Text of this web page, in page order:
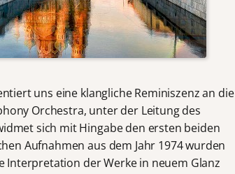
uns eine klangliche Reminiszenz an die
Orchestra, unter der Leitung des
sich mit Hingabe den ersten beiden
Aufnahmen aus dem Jahr 1974 wurden
der Werke in neuem Glanz